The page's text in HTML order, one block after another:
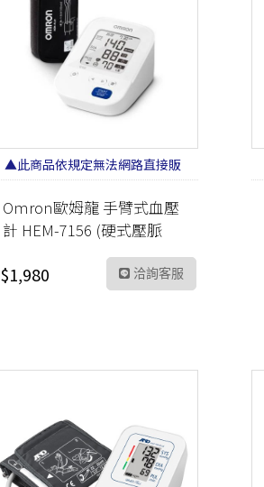
▲此商品依規定無法網路直接販
售 請加LINE洽詢▲
Omron歐姆龍 手臂式血壓
計 HEM-7156 (硬式壓脈
$1,980 洽詢客服